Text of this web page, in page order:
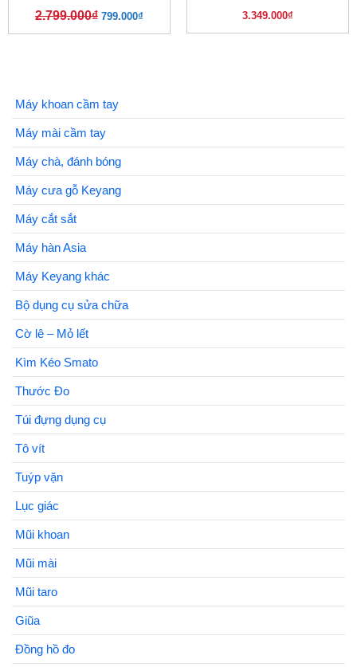
2.799.000₫ 799.000₫ 3.349.000₫
Máy khoan cầm tay
Máy mài cầm tay
Máy chà, đánh bóng
Máy cưa gỗ Keyang
Máy cắt sắt
Máy hàn Asia
Máy Keyang khác
Bộ dụng cụ sửa chữa
Cờ lê – Mỏ lết
Kìm Kéo Smato
Thước Đo
Túi đựng dụng cụ
Tô vít
Tuýp vặn
Lục giác
Mũi khoan
Mũi mài
Mũi taro
Giũa
Đồng hồ đo